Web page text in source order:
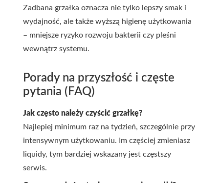
Zadbana grzałka oznacza nie tylko lepszy smak i
wydajność, ale także wyższą higienę użytkowania
– mniejsze ryzyko rozwoju bakterii czy pleśni
wewnątrz systemu.
Porady na przyszłość i częste
pytania (FAQ)
Jak często należy czyścić grzałkę?
Najlepiej minimum raz na tydzień, szczególnie przy
intensywnym użytkowaniu. Im częściej zmieniasz
liquidy, tym bardziej wskazany jest częstszy
serwis.